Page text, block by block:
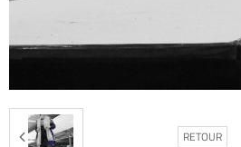
RETOUR